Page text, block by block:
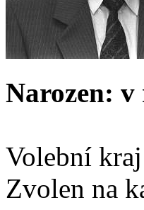
Narozen: v
Volební
Zvolen na